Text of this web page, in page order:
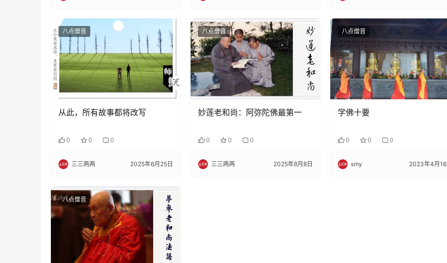
八点僧音
从此，所有故事都将改写
0 0 0
三三两两 2025年6月25日
八点僧音
妙莲老和尚：阿弥陀佛最第一
0 0 0
三三两两 2025年8月8日
八点僧音
学佛十要
0 0 0
smy 2023年4月
八点僧音